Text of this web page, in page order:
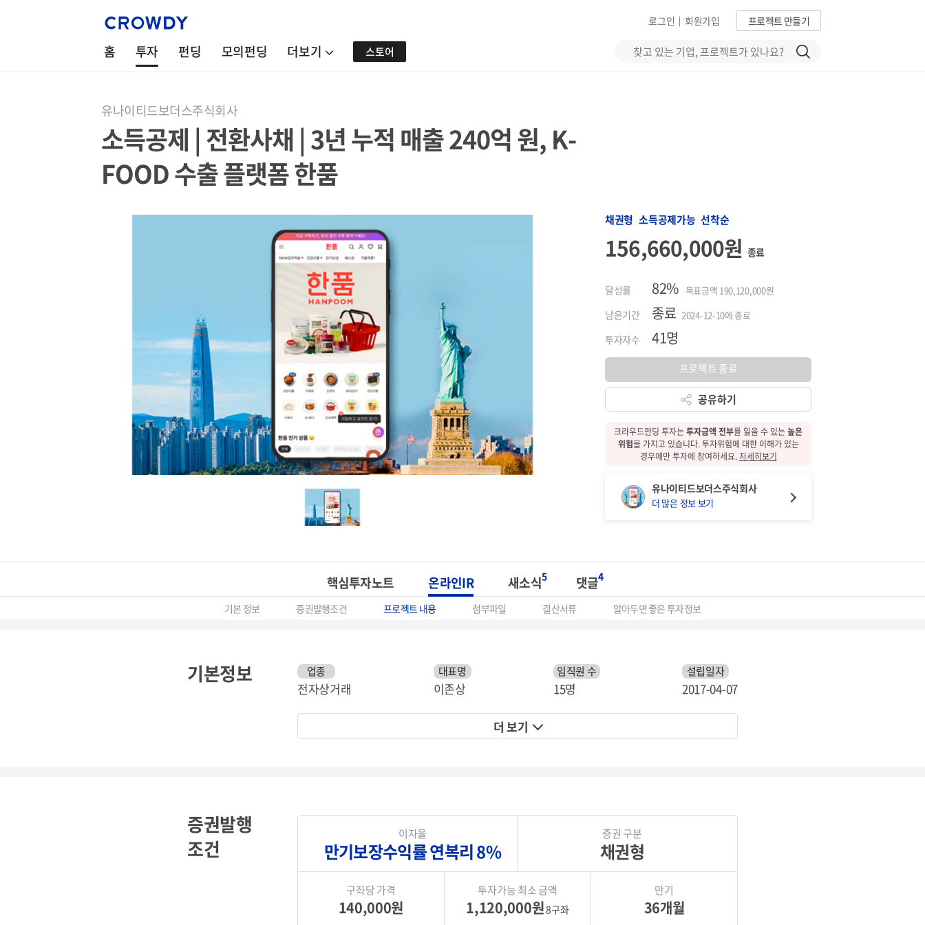
프로젝트 만들기
회원가입
|
로그인
홈 투자 펀딩 모의펀딩 더보기 스토어
유나이티드보더스주식회사
소득공제 | 전환사채 | 3년 누적 매출 240억 원, K-
FOOD 수출 플랫폼 한품
채권형 소득공제가능 선착순
156,660,000원 종료
달성률 82% 목표금액 190,120,000원
남은기간 종료 2024-12-10에 종료
투자자수 41명
프로젝트 종료
공유하기
크라우드펀딩 투자는투자금액 전부를 잃을 수 있는높은
위험을 가지고 있습니다.투자위험에 대한 이해가 있는
경우에만 투자에 참여하세요.자세히보기
유나이티드보더스주식회사
더 많은 정보 보기
핵심투자노트 온라인IR 새소식5 댓글4
기본 정보 증권발행조건 프로젝트 내용 첨부파일 결산서류 알아두면 좋은 투자정보
기본정보 업종
전자상거래
대표명
이존상
임직원 수
15명
설립일자
2017-04-07
더 보기
증권발행
조건
이자율
만기보장수익률 연복리 8%
증권 구분
채권형
구좌당 가격
140,000원
투자가능 최소 금액
1,120,000원8구좌
만기
36개월